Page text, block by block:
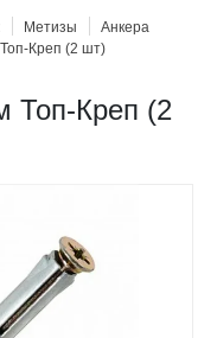
Метизы
Анкера
Креп (2 шт)
Топ-Креп (2